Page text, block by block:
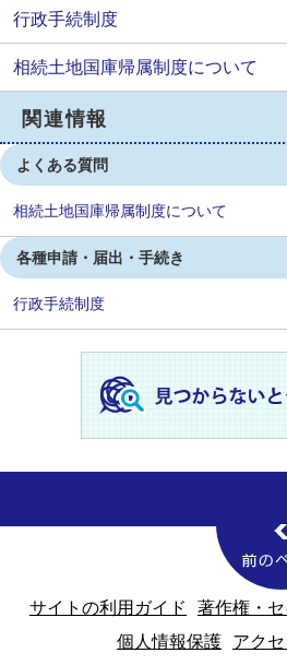
行政手続制度
相続土地国庫帰属制度について
関連情報
よくある質問
相続土地国庫帰属制度について
各種申請・届出・手続き
行政手続制度
サイトの利用ガイド
著作権・
個人情報保護
アク